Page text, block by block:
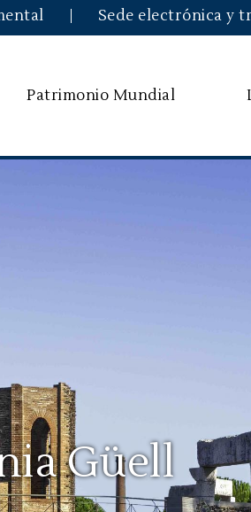
Pasar al
Sede electrónica y
Patrimonio Mundial
Güell